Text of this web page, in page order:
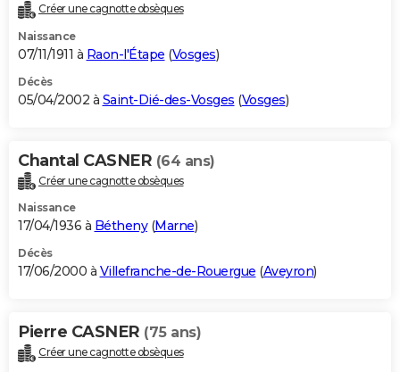
Créer une cagnotte obsèques
Naissance
07/11/1911 à Raon-l'Étape (Vosges)
Décès
05/04/2002 à Saint-Dié-des-Vosges (Vosges)
Chantal CASNER (64 ans)
Créer une cagnotte obsèques
Naissance
17/04/1936 à Bétheny(Marne)
Décès
17/06/2000 à Villefranche-de-Rouergue (Aveyron)
Pierre CASNER (75 ans)
Créer une cagnotte obsèques